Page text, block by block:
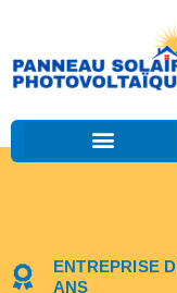
ENTREPRISE
ANS